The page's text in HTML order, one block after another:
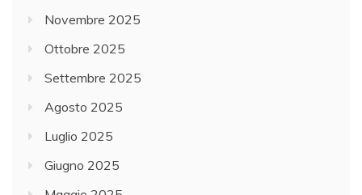
Novembre 2025
Ottobre 2025
Settembre 2025
Agosto 2025
Luglio 2025
Giugno 2025